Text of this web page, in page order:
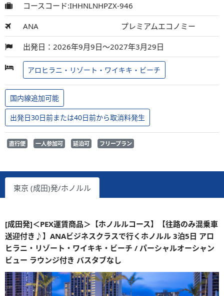
コースコード:IHHNLNHPZX-946
ANA プレミアムエコノミー
出発日：2026年9月9日～2027年3月29日
アロヒラニ・リゾート・ワイキキ・ビーチ
国内線追加可能
出発日30日前または40日前から取消料発生
直行便 一人参加可 延泊可 フリープラン
東京 (成田)発/ホノルル
[成田発]＜PEX運賃商品＞【ホノルルコース】【往路のみ混乗車
送迎付き♪】ANAビジネスクラスで行くホノルル 3泊5日 アロ
ヒラニ・リゾート・ワイキキ・ビーチ / パーシャルオーシャン
ビュー ラウンジ付き バスタブなし